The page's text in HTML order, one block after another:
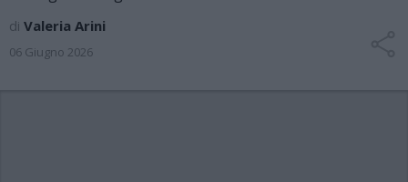
di Valeria Arini
06 Giugno 2026